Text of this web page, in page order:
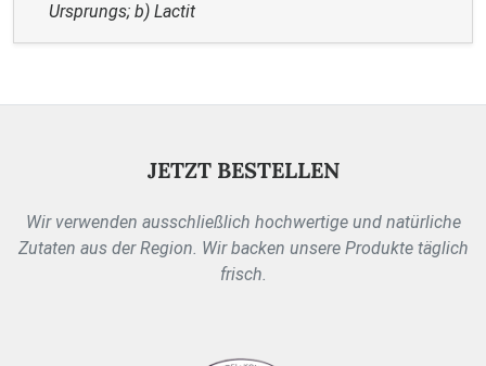
Ursprungs; b) Lactit
JETZT BESTELLEN
Wir verwenden ausschließlich hochwertige und natürliche
Zutaten aus der Region. Wir backen unsere Produkte täglich
frisch.